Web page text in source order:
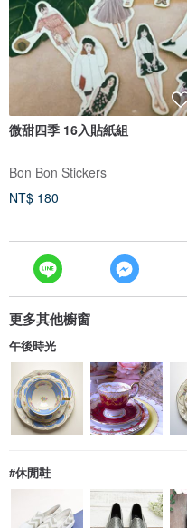
微甜四季 16入貼紙組
Bon Bon Stickers
NT$ 180
更多其他櫥窗
午後時光
#休閒鞋